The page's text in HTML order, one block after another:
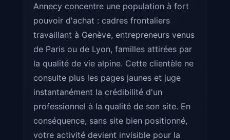
Annecy concentre une population à fort
pouvoir d'achat : cadres frontaliers
travaillant à Genève, entrepreneurs venus
de Paris ou de Lyon, familles attirées par
la qualité de vie alpine. Cette clientèle ne
consulte plus les pages jaunes et juge
instantanément la crédibilité d'un
professionnel à la qualité de son site. En
conséquence, sans site bien positionné,
votre activité devient invisible pour la